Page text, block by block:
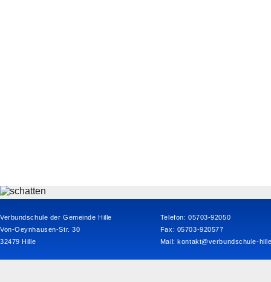
Verbundschule der Gemeinde Hille
Von-Oeynhausen-Str. 30
32479 Hille
Telefon: 05703-92050
Fax: 05703-920577
Mail: kontakt@verbundschule-